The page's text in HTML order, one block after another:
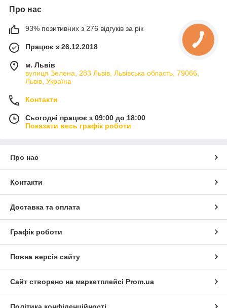
Про нас
93% позитивних з 276 відгуків за рік
Працює з 26.12.2018
м. Львів
вулиця Зелена, 283 Львів, Львівська область, 79066,
Львів, Україна
Контакти
Сьогодні працює з 09:00 до 18:00
Показати весь графік роботи
Про нас
Контакти
Доставка та оплата
Графік роботи
Повна версія сайту
Сайт створено на маркетплейсі Prom.ua
Політика конфіденційності